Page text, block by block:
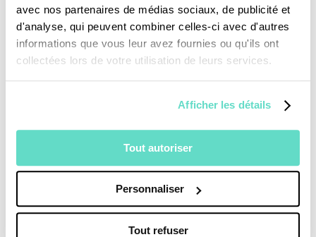
avec nos partenaires de médias sociaux, de publicité et
d'analyse, qui peuvent combiner celles-ci avec d'autres
informations que vous leur avez fournies ou qu'ils ont
collectées lors de votre utilisation de leurs services.
Afficher les détails
Tout autoriser
Personnaliser
Tout refuser